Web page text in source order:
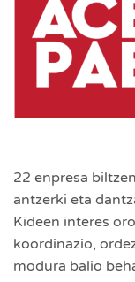
22 enpresa
antzerki eta
Kideen interes
koordinazio,
modura balio